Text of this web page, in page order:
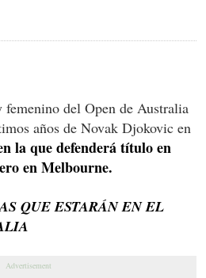
del Open de Australia
años de Novak Djokovic en
la que defenderá título en
en Melbourne.
QUE ESTARÁN EN EL